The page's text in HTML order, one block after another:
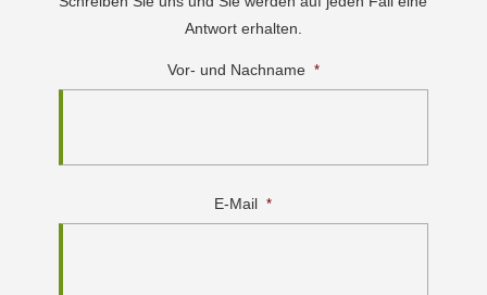
Antwort erhalten.
Vor- und Nachname *
E-Mail *